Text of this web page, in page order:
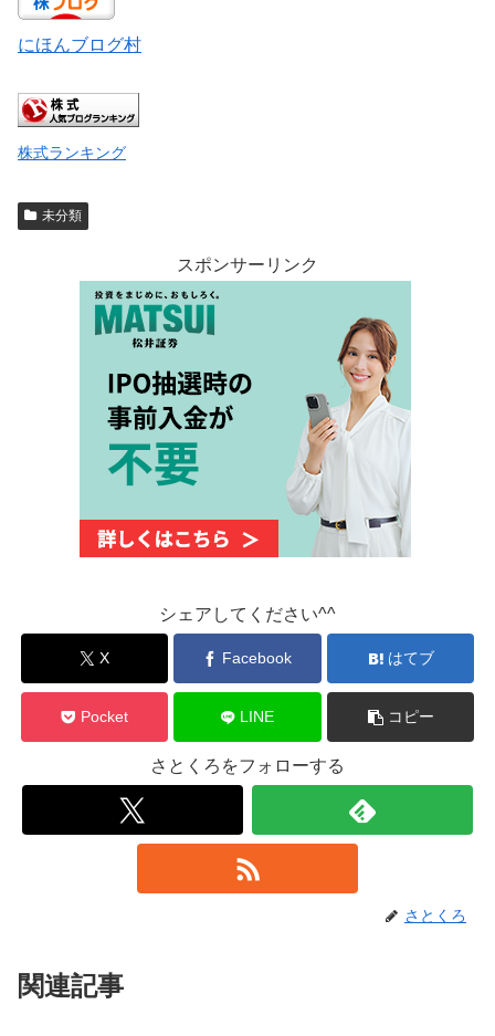
にほんブログ村
株式ランキング
未分類
スポンサーリンク
シェアしてください^^
X Facebook はてブ
Pocket LINE コピー
さとくろをフォローする
さとくろ
関連記事